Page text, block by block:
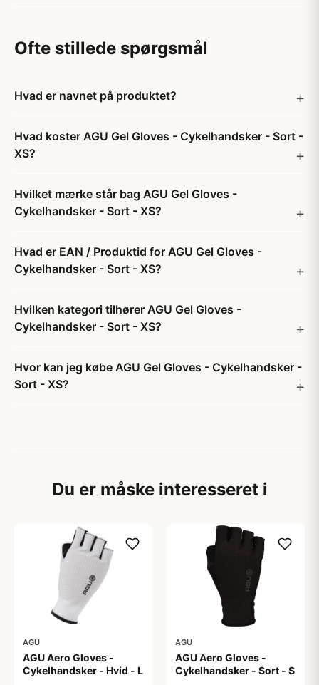
Ofte stillede spørgsmål
Hvad er navnet på produktet?
Hvad koster AGU Gel Gloves - Cykelhandsker - Sort -
XS?
Hvilket mærke står bag AGU Gel Gloves -
Cykelhandsker - Sort - XS?
Hvad er EAN / Produktid for AGU Gel Gloves -
Cykelhandsker - Sort - XS?
Hvilken kategori tilhører AGU Gel Gloves -
Cykelhandsker - Sort - XS?
Hvor kan jeg købe AGU Gel Gloves - Cykelhandsker -
Sort - XS?
Du er måske interesseret i
AGU
AGU Aero Gloves -
Cykelhandsker - Hvid - L
AGU
AGU Aero Gloves -
Cykelhandsker - Sort - S